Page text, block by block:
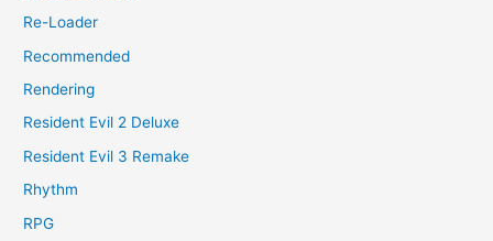
Re-Loader
Recommended
Rendering
Resident Evil 2 Deluxe
Resident Evil 3 Remake
Rhythm
RPG